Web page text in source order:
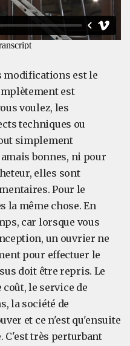
modifications est le
est
voulez, les
techniques ou
simplement
bonnes, ni pour
elles sont
Pour le
la même chose. En
car lorsque vous
un ouvrier ne
pour effectuer le
doit être repris. Le
le service de
la société de
et ce n'est qu'ensuite
C'est très perturbant